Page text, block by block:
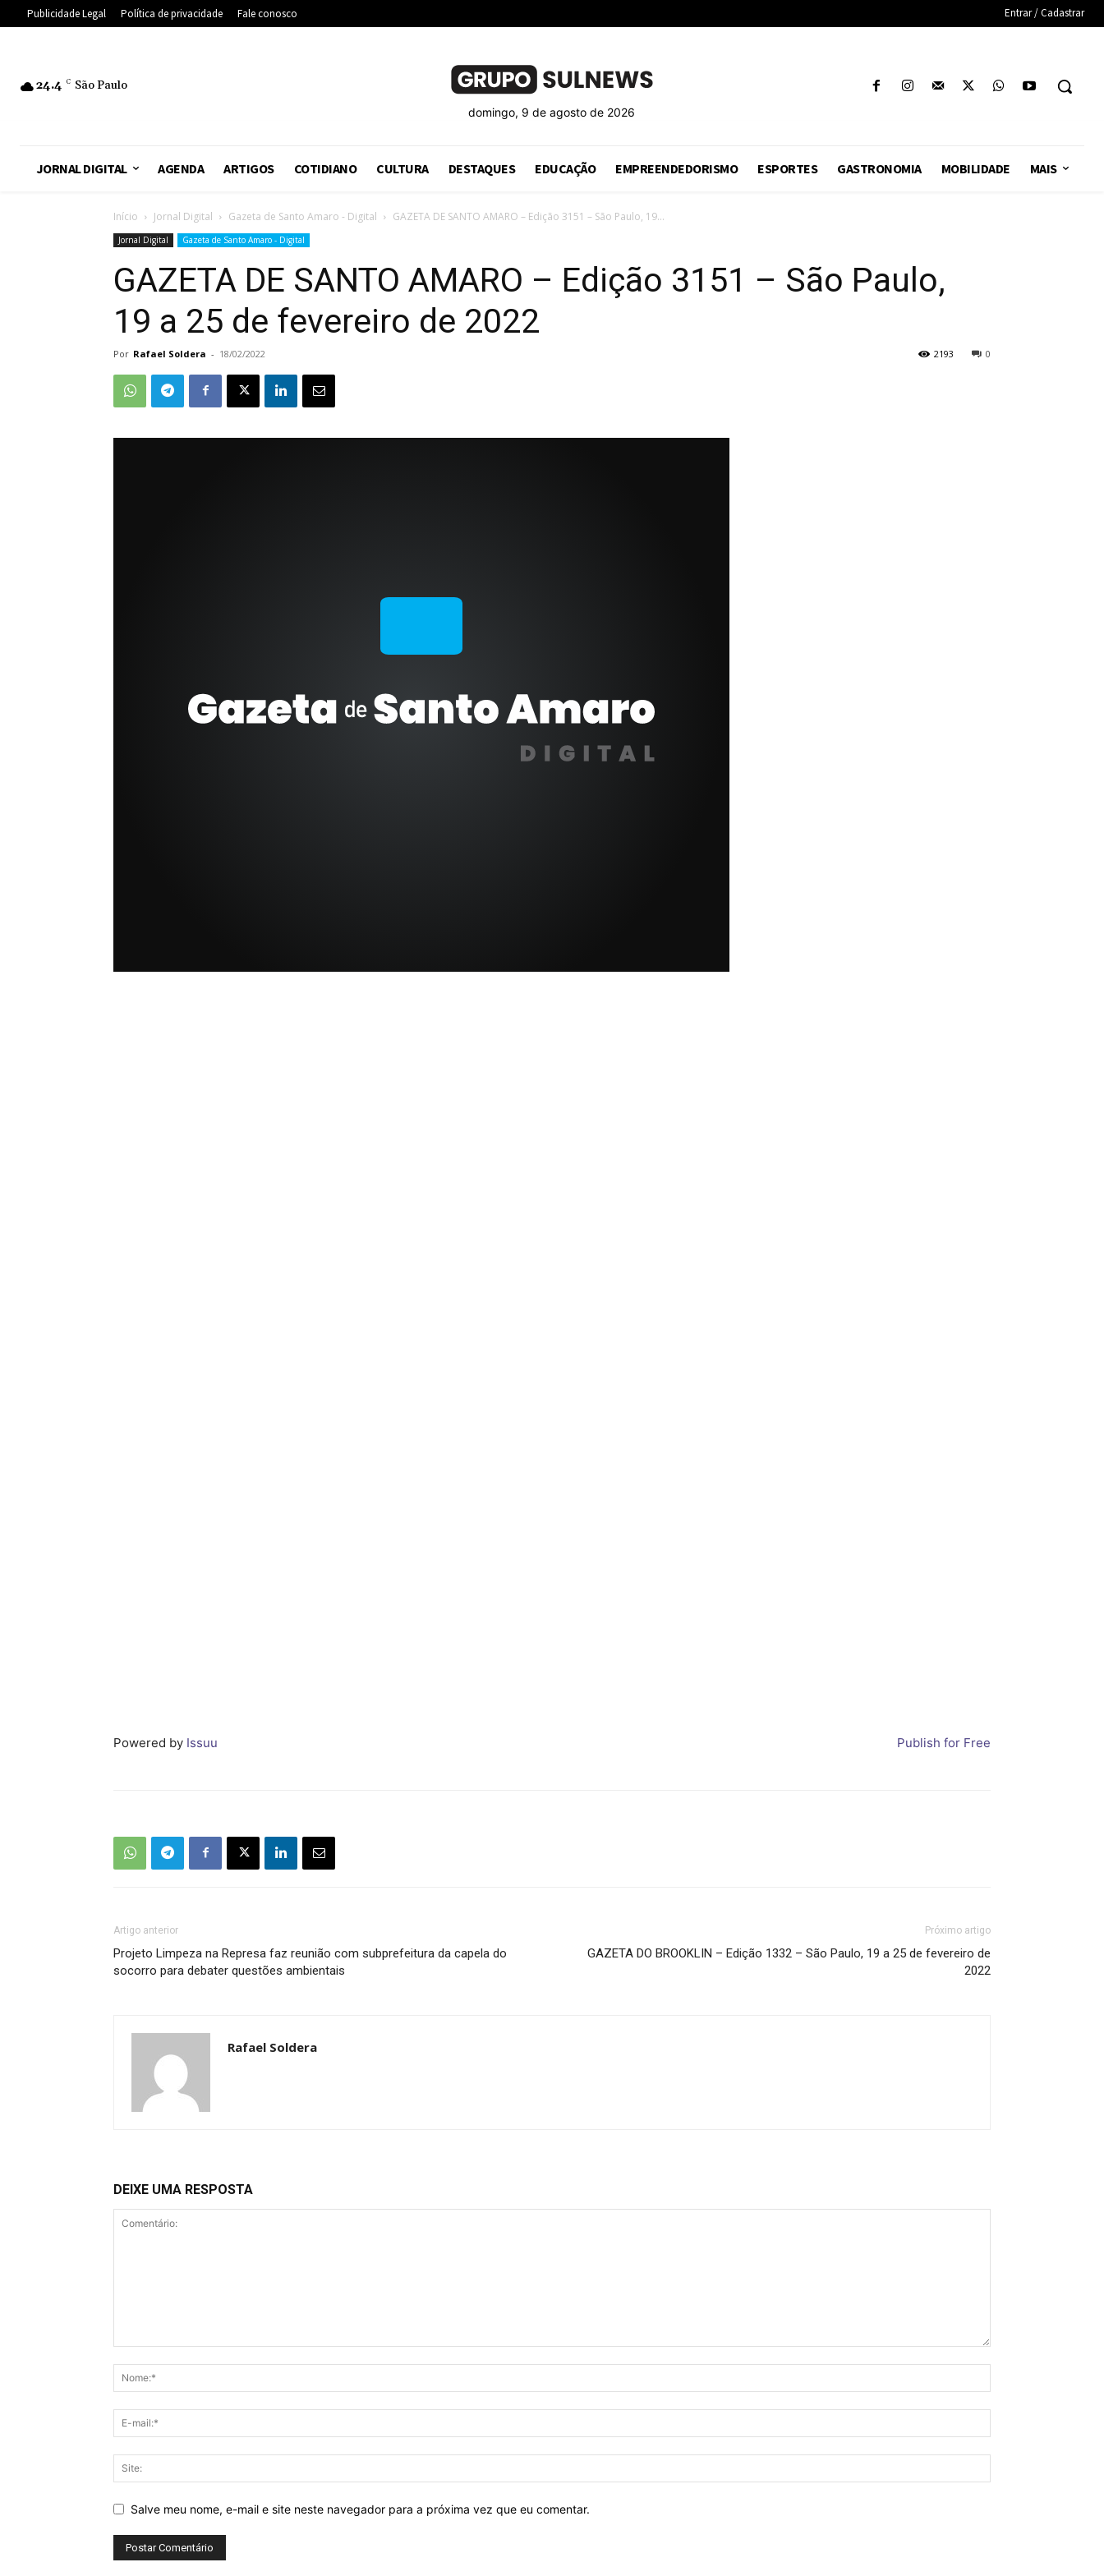
Publicidade Legal Política de privacidade Fale conosco Entrar / Cadastrar
24.4 C São Paulo
domingo, 9 de agosto de 2026
JORNAL DIGITAL AGENDA ARTIGOS COTIDIANO CULTURA DESTAQUES EDUCAÇÃO EMPREENDEDORISMO ESPORTES GASTRONOMIA MOBILIDADE MAIS
Início Jornal Digital Gazeta de Santo Amaro - Digital GAZETA DE SANTO AMARO – Edição 3151 – São Paulo, 19...
Jornal Digital Gazeta de Santo Amaro - Digital
GAZETA DE SANTO AMARO – Edição 3151 – São Paulo,
19 a 25 de fevereiro de 2022
Por Rafael Soldera - 18/02/2022 0
2193
Powered by Issuu Publish for Free
Artigo anterior
Projeto Limpeza na Represa faz reunião com subprefeitura da capela do
socorro para debater questões ambientais
Próximo artigo
GAZETA DO BROOKLIN – Edição 1332 – São Paulo, 19 a 25 de fevereiro de
2022
Rafael Soldera
DEIXE UMA RESPOSTA
Salve meu nome, e-mail e site neste navegador para a próxima vez que eu comentar.